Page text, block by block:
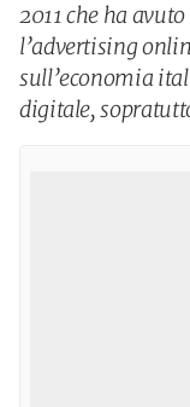
2011 che ha
l’advertising
sull’economia
digitale,